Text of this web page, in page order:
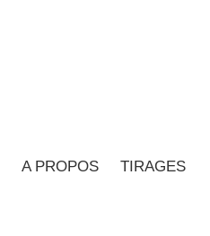
A PROPOS TIRAGES